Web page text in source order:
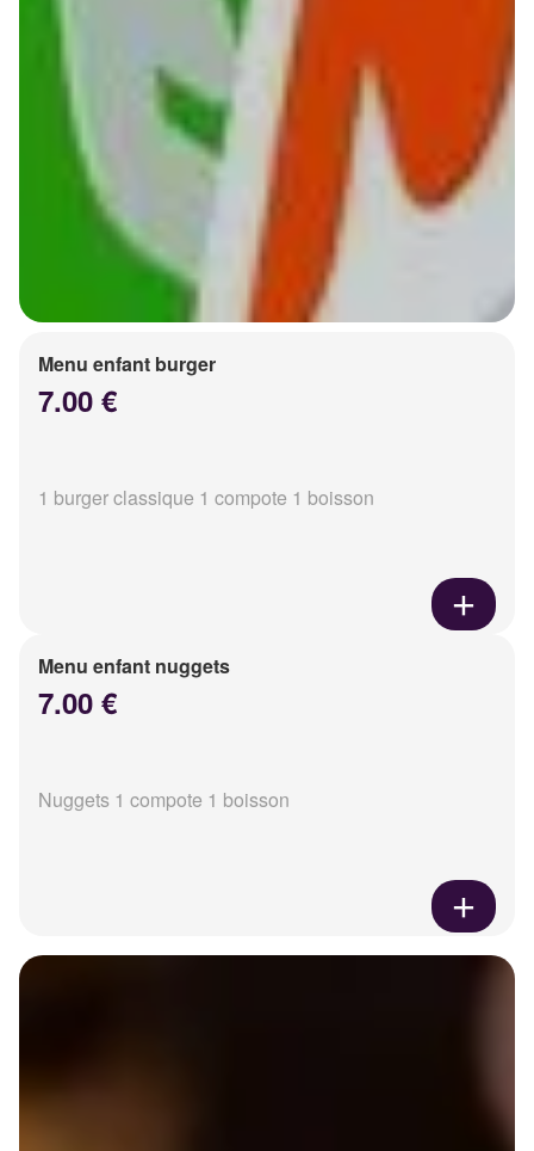
Menu enfant burger
7.00 €
1 burger classique 1 compote 1 boisson
Menu enfant nuggets
7.00 €
Nuggets 1 compote 1 boisson